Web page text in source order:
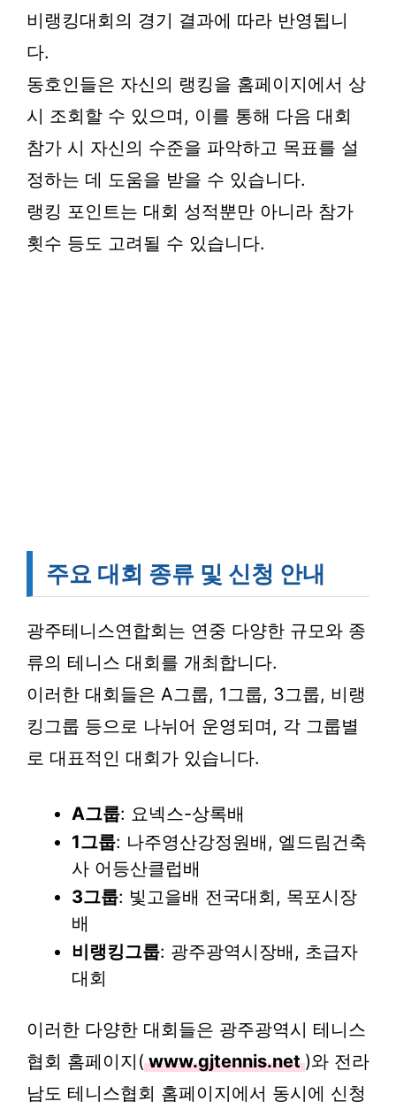
비랭킹대회의 경기 결과에 따라 반영됩니
다.
동호인들은 자신의 랭킹을 홈페이지에서 상
시 조회할 수 있으며, 이를 통해 다음 대회
참가 시 자신의 수준을 파악하고 목표를 설
정하는 데 도움을 받을 수 있습니다.
랭킹 포인트는 대회 성적뿐만 아니라 참가
횟수 등도 고려될 수 있습니다.
주요 대회 종류 및 신청 안내
광주테니스연합회는 연중 다양한 규모와 종
류의 테니스 대회를 개최합니다.
이러한 대회들은 A그룹, 1그룹, 3그룹, 비랭
킹그룹 등으로 나뉘어 운영되며, 각 그룹별
로 대표적인 대회가 있습니다.
A그룹: 요넥스-상록배
1그룹: 나주영산강정원배, 엘드림건축
사 어등산클럽배
3그룹: 빛고을배 전국대회, 목포시장
배
비랭킹그룹: 광주광역시장배, 초급자
대회
이러한 다양한 대회들은 광주광역시 테니스
협회 홈페이지( www.gjtennis.net )와 전라
남도 테니스협회 홈페이지에서 동시에 신청